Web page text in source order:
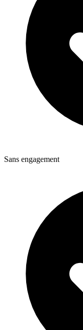
Sans engagement